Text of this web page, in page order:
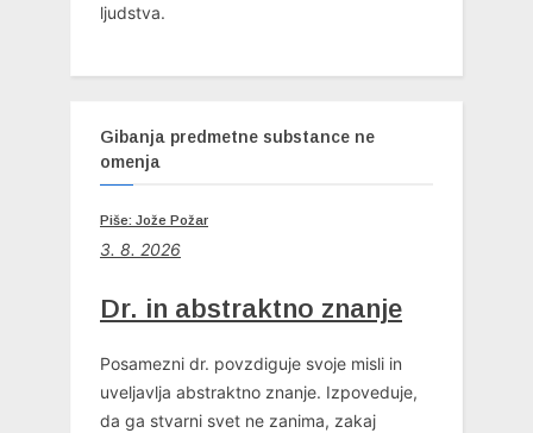
ljudstva.
Gibanja predmetne substance ne
omenja
Piše: Jože Požar
3. 8. 2026
Dr. in abstraktno znanje
Posamezni dr. povzdiguje svoje misli in
uveljavlja abstraktno znanje. Izpoveduje,
da ga stvarni svet ne zanima, zakaj